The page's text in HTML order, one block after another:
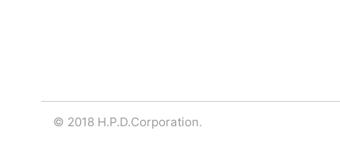
© 2018 H.P.D.Corporation.